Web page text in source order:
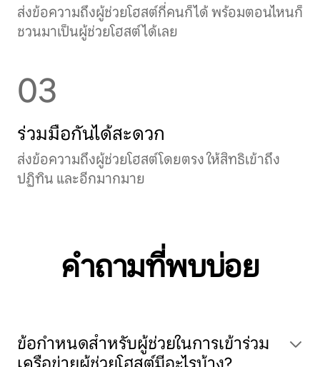
ส่งข้อความถึงผู้ช่วยโฮสต์กี่คนก็ได้ พร้อมตอนไหนก็
ชวนมาเป็นผู้ช่วยโฮสต์ได้เลย
03
ร่วมมือกันได้สะดวก
ส่งข้อความถึงผู้ช่วยโฮสต์โดยตรง ให้สิทธิเข้าถึง
ปฏิทิน และอีกมากมาย
คำถามที่พบบ่อย
ข้อกำหนดสำหรับผู้ช่วยในการเข้าร่วม